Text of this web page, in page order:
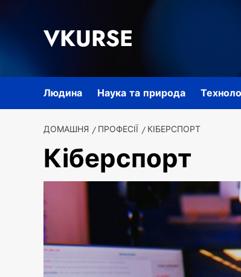
VKURSE
Людина Наука та природа
ДОМАШНЯ ПРОФЕСІЇ КІБЕРСПОРТ
Кіберспорт